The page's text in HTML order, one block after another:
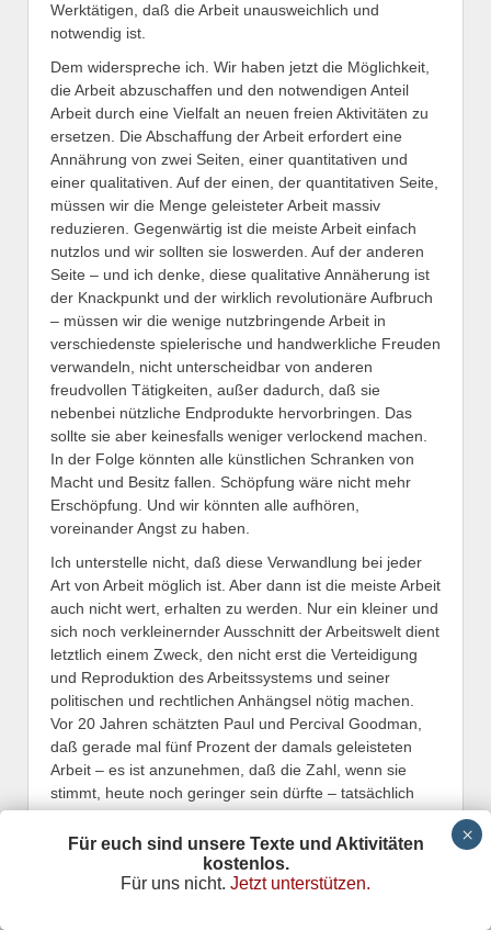
Werktätigen, daß die Arbeit unausweichlich und
notwendig ist.
Dem widerspreche ich. Wir haben jetzt die Möglichkeit,
die Arbeit abzuschaffen und den notwendigen Anteil
Arbeit durch eine Vielfalt an neuen freien Aktivitäten zu
ersetzen. Die Abschaffung der Arbeit erfordert eine
Annährung von zwei Seiten, einer quantitativen und
einer qualitativen. Auf der einen, der quantitativen Seite,
müssen wir die Menge geleisteter Arbeit massiv
reduzieren. Gegenwärtig ist die meiste Arbeit einfach
nutzlos und wir sollten sie loswerden. Auf der anderen
Seite – und ich denke, diese qualitative Annäherung ist
der Knackpunkt und der wirklich revolutionäre Aufbruch
– müssen wir die wenige nutzbringende Arbeit in
verschiedenste spielerische und handwerkliche Freuden
verwandeln, nicht unterscheidbar von anderen
freudvollen Tätigkeiten, außer dadurch, daß sie
nebenbei nützliche Endprodukte hervorbringen. Das
sollte sie aber keinesfalls weniger verlockend machen.
In der Folge könnten alle künstlichen Schranken von
Macht und Besitz fallen. Schöpfung wäre nicht mehr
Erschöpfung. Und wir könnten alle aufhören,
voreinander Angst zu haben.
Ich unterstelle nicht, daß diese Verwandlung bei jeder
Art von Arbeit möglich ist. Aber dann ist die meiste Arbeit
auch nicht wert, erhalten zu werden. Nur ein kleiner und
sich noch verkleinernder Ausschnitt der Arbeitswelt dient
letztlich einem Zweck, den nicht erst die Verteidigung
und Reproduktion des Arbeitssystems und seiner
politischen und rechtlichen Anhängsel nötig machen.
Vor 20 Jahren schätzten Paul und Percival Goodman,
daß gerade mal fünf Prozent der damals geleisteten
Arbeit – es ist anzunehmen, daß die Zahl, wenn sie
stimmt, heute noch geringer sein dürfte – tatsächlich
der Befriedigung der Bedürfnisse nach Nahrung,
Kleidung und Behausung diente. Sie stellten natürlich
nur eine gelehrte Spekulation an, aber der Punkt ist
doch: die meiste Arbeit dient direkt oder indirekt der
Für euch sind unsere Texte und Aktivitäten
kostenlos.
Für uns nicht. Jetzt unterstützen.